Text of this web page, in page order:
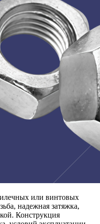
или винтовых
надежная затяжка,
Конструкция